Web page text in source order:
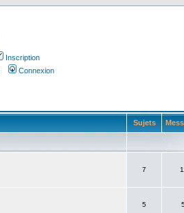
Inscription
Connexion
Sujets
7
5 5